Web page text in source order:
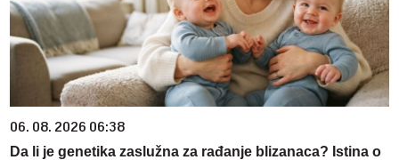
06. 08. 2026 06:38
Da li je genetika zaslužna za rađanje blizanaca? Istina o